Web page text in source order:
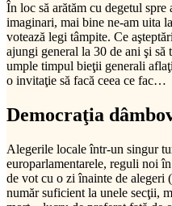
În loc să arătăm cu degetul
imaginari, mai bine ne-am uita
votează legi tâmpite. Ce
ajungi general la 30 de ani şi să
umple timpul bieţii generali
o invitaţie să facă ceea ce fac…
Democraţia
Alegerile locale într-un singur
europarlamentarele, reguli noi
de vot cu o zi înainte de alegeri
număr suficient la unele secţii,